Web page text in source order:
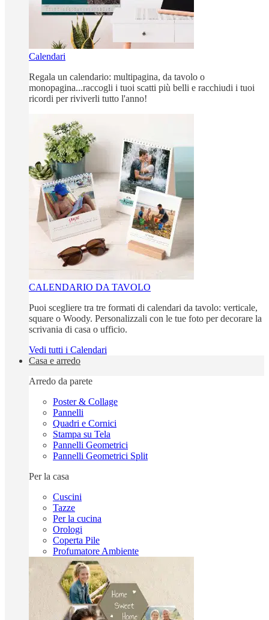
Calendari
Regala un calendario: multipagina, da tavolo o
monopagina...raccogli i tuoi scatti più belli e racchiudi i tuoi
ricordi per riviverli tutto l'anno!
CALENDARIO DA TAVOLO
Puoi scegliere tra tre formati di calendari da tavolo: verticale,
square o Woody. Personalizzali con le tue foto per decorare la
scrivania di casa o ufficio.
Vedi tutti i Calendari
Casa e arredo
Arredo da parete
Poster & Collage
Pannelli
Quadri e Cornici
Stampa su Tela
Pannelli Geometrici
Pannelli Geometrici Split
Per la casa
Cuscini
Tazze
Per la cucina
Orologi
Coperta Pile
Profumatore Ambiente